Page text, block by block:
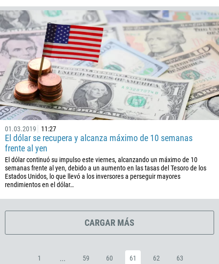
01.03.2019 11:27
El dólar se recupera y alcanza máximo de 10 semanas
frente al yen
El dólar continuó su impulso este viernes, alcanzando un máximo de 10
semanas frente al yen, debido a un aumento en las tasas del Tesoro de los
Estados Unidos, lo que llevó a los inversores a perseguir mayores
rendimientos en el dólar…
CARGAR MÁS
1 ... 59 60 61 62 63
225
385
53
357
420
45
253
1767
1809
593
503
240
291
372
298